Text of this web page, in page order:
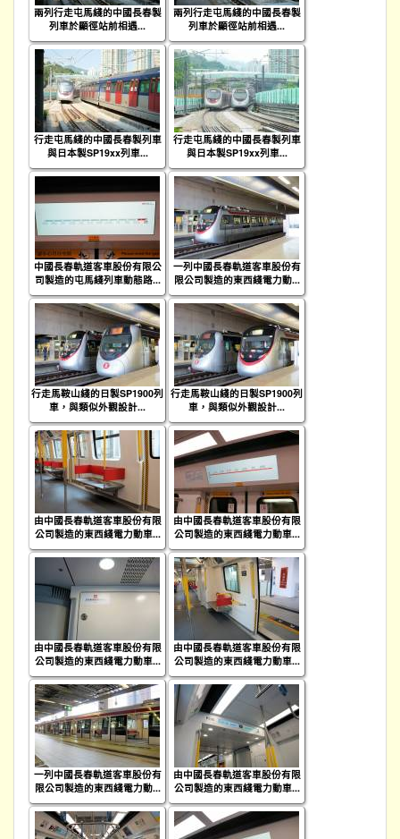
兩列行走屯馬綫的中國長春製
列車於顯徑站前相遇...
兩列行走屯馬綫的中國長春製
列車於顯徑站前相遇...
行走屯馬綫的中國長春製列車
與日本製SP19xx列車...
行走屯馬綫的中國長春製列車
與日本製SP19xx列車...
中國長春軌道客車股份有限公
司製造的屯馬綫列車動態路...
一列中國長春軌道客車股份有
限公司製造的東西綫電力動...
行走馬鞍山綫的日製SP1900列
車，與類似外觀設計...
行走馬鞍山綫的日製SP1900列
車，與類似外觀設計...
由中國長春軌道客車股份有限
公司製造的東西綫電力動車...
由中國長春軌道客車股份有限
公司製造的東西綫電力動車...
由中國長春軌道客車股份有限
公司製造的東西綫電力動車...
由中國長春軌道客車股份有限
公司製造的東西綫電力動車...
一列中國長春軌道客車股份有
限公司製造的東西綫電力動...
由中國長春軌道客車股份有限
公司製造的東西綫電力動車...